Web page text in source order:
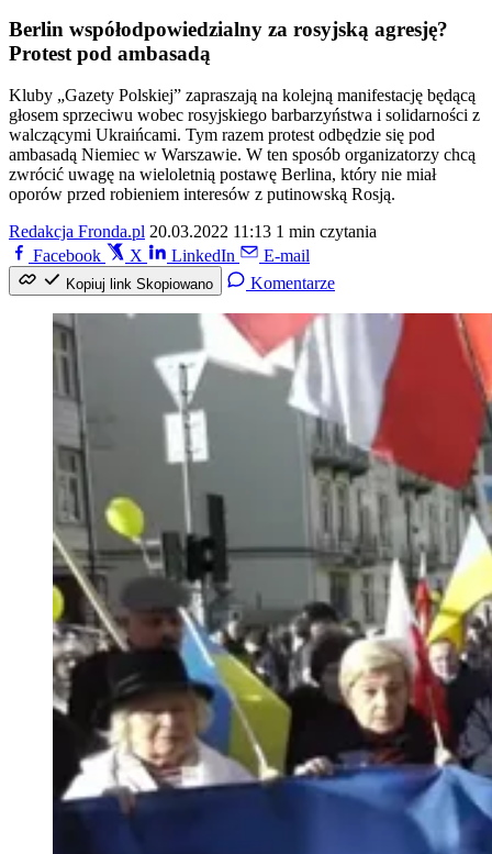
Berlin współodpowiedzialny za rosyjską agresję?
Protest pod ambasadą
Kluby „Gazety Polskiej” zapraszają na kolejną manifestację będącą
głosem sprzeciwu wobec rosyjskiego barbarzyństwa i solidarności z
walczącymi Ukraińcami. Tym razem protest odbędzie się pod
ambasadą Niemiec w Warszawie. W ten sposób organizatorzy chcą
zwrócić uwagę na wieloletnią postawę Berlina, który nie miał
oporów przed robieniem interesów z putinowską Rosją.
Redakcja Fronda.pl 20.03.2022 11:13 1 min czytania
Facebook
X LinkedIn E-mail
Kopiuj link Skopiowano Komentarze